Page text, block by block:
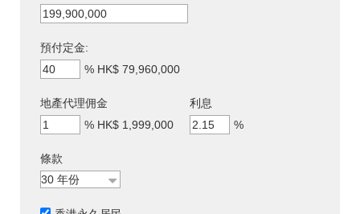
預付定金:
% HK$ 79,960,000
地產代理佣金
% HK$ 1,999,000
利息
%
條款